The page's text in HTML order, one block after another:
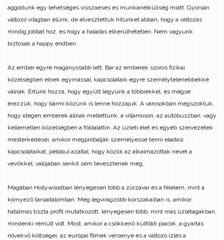
aggódunk egy lehetséges visszaesés és munkanélküliség miatt. Gyorsan
változó világban élünk, de elvesztettük hitünket abban, hogy a változás
mindig jobbat hoz, és hogy a haladás elkerülhetetlen. Nem vagyunk
biztosak a happy endben.
Az ember egyre magányosabb lett. Bár az emberek szoros fizikai
közelségben élnek egymással, kapcsolataik egyre személytelenebbekké
válnak. Értünk hozzá, hogy együtt legyünk a többiekkel, és mégse
érezzük, hogy bármi közünk is lenne hozzájuk. A városokban megszoktuk,
hogy idegen emberek állnak mellettünk; a villamoson, az autóbuszban, vagy
kellemetlen közelségben a földalattin. Az üzleti élet és egyéb szervezetek
mesterkedései, amikor megpróbálják személyessé tenni eladási
kapcsolataikat, például azáltal, hogy közlik az alkalmazottak nevét a
vevőkkel, valójában senkit sem tévesztenek meg.
Magában Hollywoodban lényegesen több a zűrzavar és a félelem, mint a
környező társadalomban. Még legvirágzóbb korszakaiban is, amikor
hatalmas tiszta profit mutatkozott, lényegesen több, mint más üzletágakban,
mindenki rémült volt. Most, amikor a csökkenő külföldi piacok, a gyártás
növekvő költségei, az európai filmek versenye és a változó ízlés a